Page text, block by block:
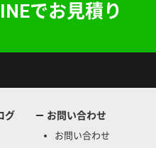
でお見積り
グ お問い合わせ
お問い合わせ